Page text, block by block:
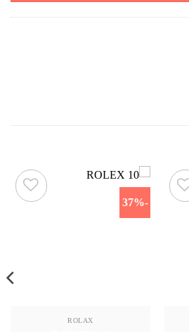
-37%
ROLAX